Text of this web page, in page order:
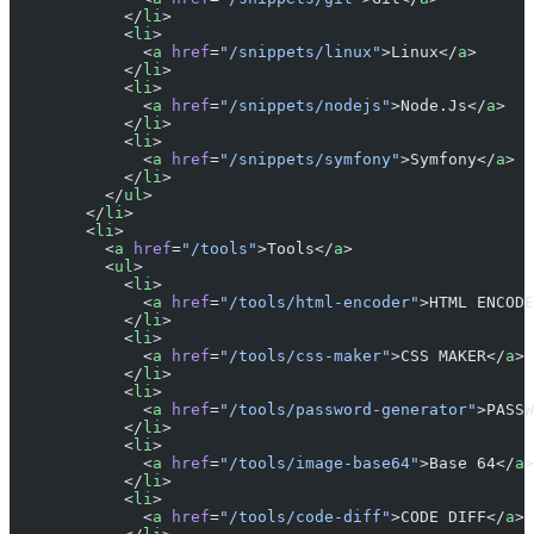
            </
li >
            <
li >
              <
a href="/snippets/linux">Linux</a>
            </
li >
            <
li >
              <
a href="/snippets/nodejs">Node.Js</a>
            </
li >
            <
li >
              <
a href="/snippets/symfony">Symfony</a>
            </
li >
          </
ul >
        </
li >
        <
li >
          <
a href="/tools">Tools</a>
          <
ul >
            <
li >
              <
a href="/tools/html-encoder">HTML
            </
li >
            <
li >
              <
a href="/tools/css-maker">CSS MAKER</a>
            </
li >
            <
li >
              <
a href="/tools/password-generator"
            </
li >
            <
li >
              <
a href="/tools/image-base64">Base 64</a >
            </
li >
            <
li >
              <
a href="/tools/code-diff">CODE DIFF</a>